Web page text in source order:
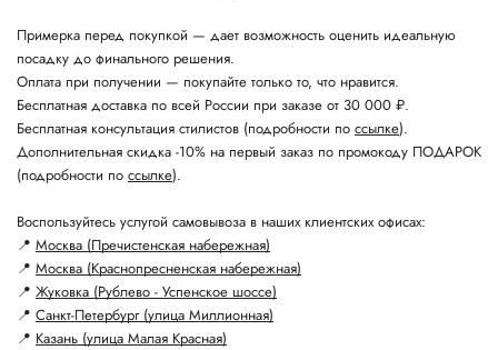
Примерка перед покупкой — дает возможность оценить идеальную
посадку до финального решения.
Оплата при получении — покупайте только то, что нравится.
Бесплатная доставка по всей России при заказе от 30 000 ₽.
Бесплатная консультация стилистов (подробности по ссылке).
Дополнительная скидка -10% на первый заказ по промокоду ПОДАРОК
(подробности по ссылке).
Воспользуйтесь услугой самовывоза в наших клиентских офисах:
📍 Москва (Пречистенская набережная)
📍 Москва (Краснопресненская набережная)
📍 Жуковка (Рублево - Успенское шоссе)
📍 Санкт-Петербург (улица Миллионная)
📍 Казань (улица Малая Красная)